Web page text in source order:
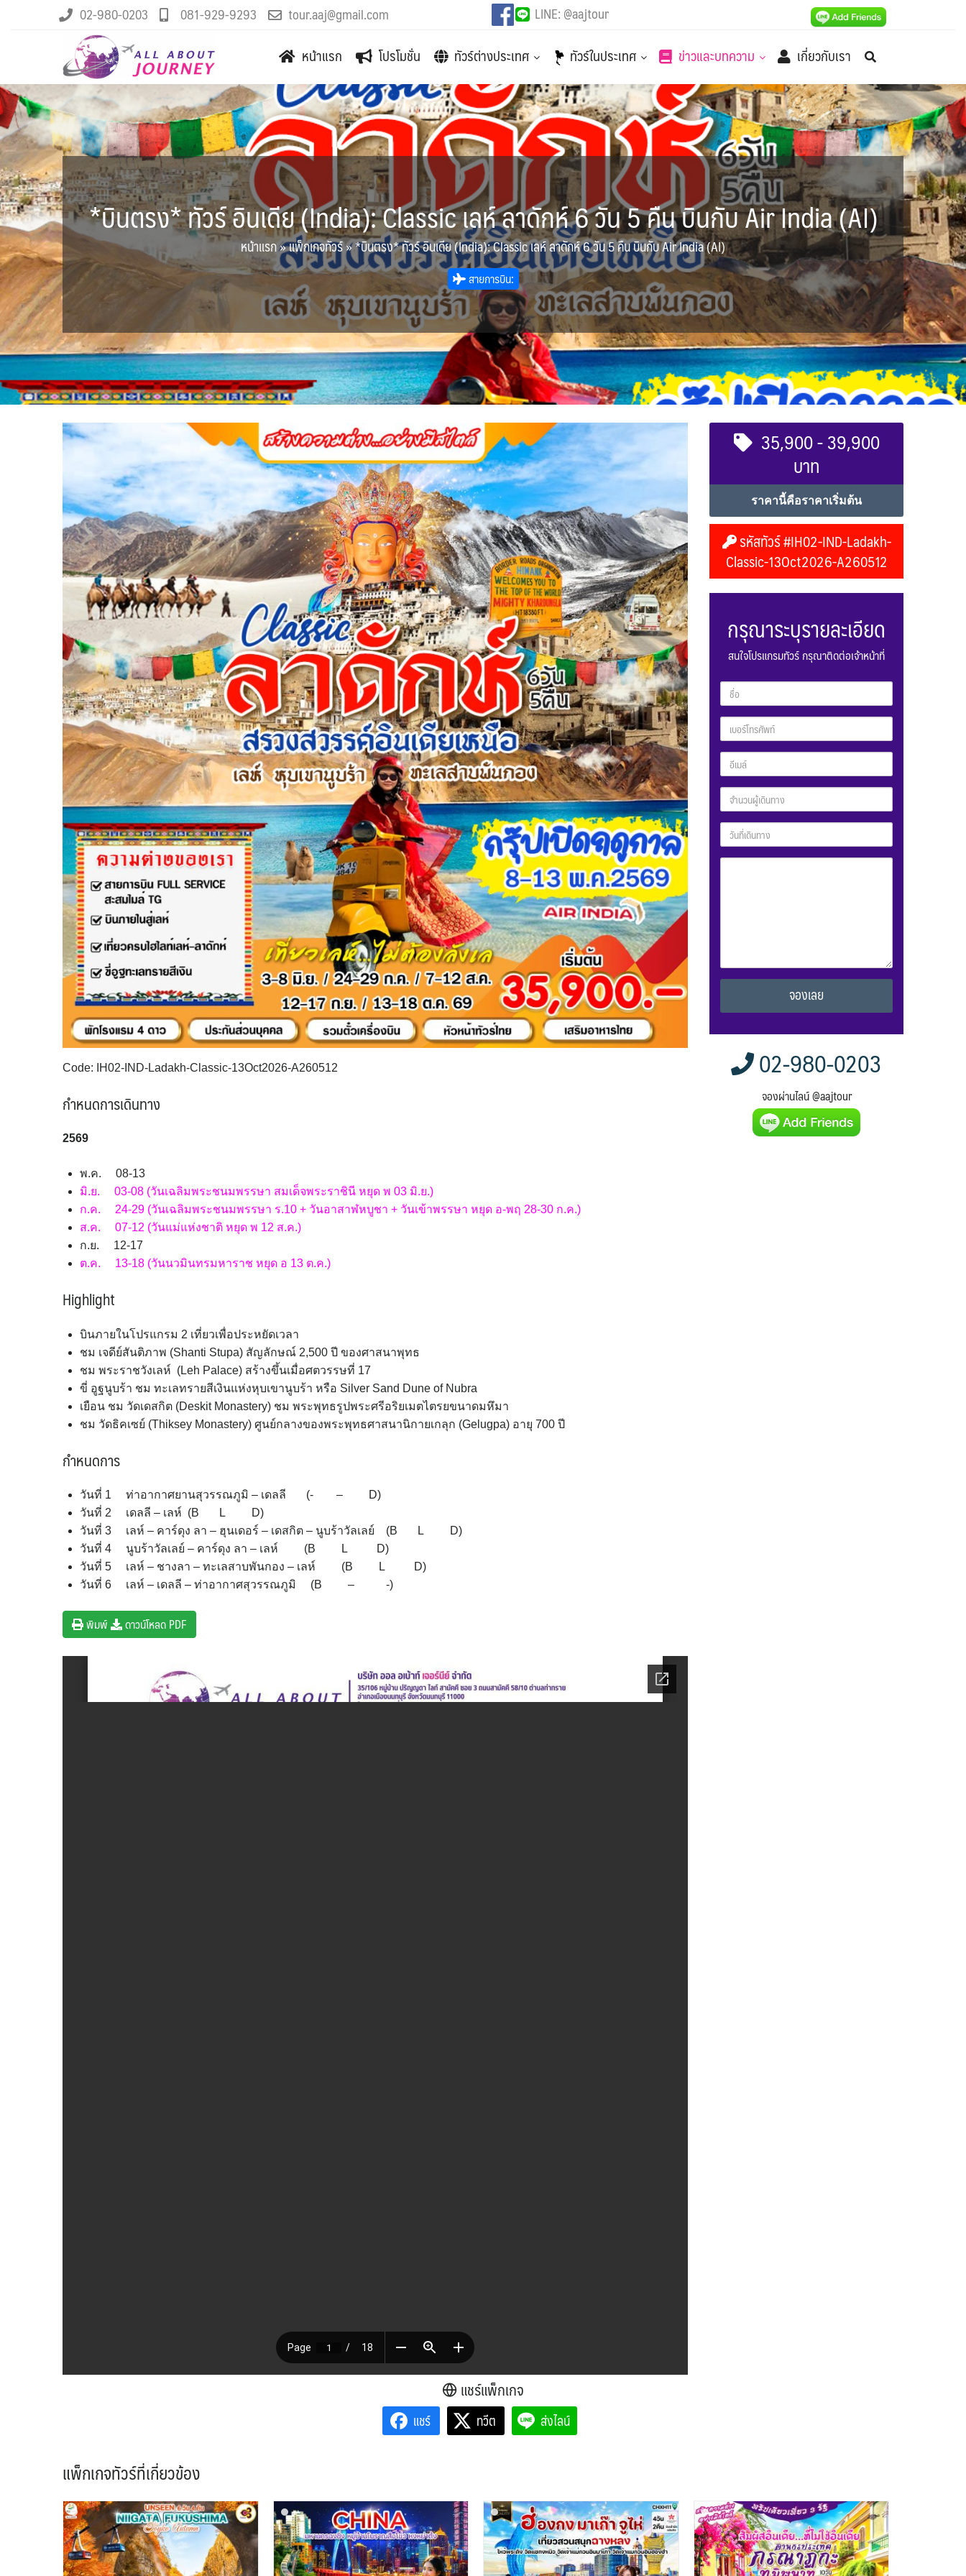
02-980-0203 081-929-9293 tour.aaj@gmail.com LINE: @aajtour
หน้าแรก โปรโมชั่น ทัวร์ต่างประเทศ ทัวร์ในประเทศ ข่าวและบทความ เกี่ยวกับเรา
*บินตรง* ทัวร์ อินเดีย (India): Classic เลห์ ลาดักห์ 6 วัน 5 คืน บินกับ Air India (AI)
หน้าแรก»แพ็กเกจทัวร์»*บินตรง* ทัวร์ อินเดีย (India): Classic เลห์ ลาดักห์ 6 วัน 5 คืน บินกับ Air India (AI)
สายการบิน:
Code: IH02-IND-Ladakh-Classic-13Oct2026-A260512
กำหนดการเดินทาง
2569
พ.ค. 08-13
มิ.ย. 03-08 (วันเฉลิมพระชนมพรรษา สมเด็จพระราชินี หยุด พ 03 มิ.ย.)
ก.ค. 24-29 (วันเฉลิมพระชนมพรรษา ร.10 + วันอาสาฬหบูชา + วันเข้าพรรษา หยุด อ-พฤ 28-30 ก.ค.)
ส.ค. 07-12 (วันแม่แห่งชาติ หยุด พ 12 ส.ค.)
ก.ย. 12-17
ต.ค. 13-18 (วันนวมินทรมหาราช หยุด อ 13 ต.ค.)
Highlight
บินภายในโปรแกรม 2 เที่ยวเพื่อประหยัดเวลา
ชม เจดีย์สันติภาพ (Shanti Stupa) สัญลักษณ์ 2,500 ปี ของศาสนาพุทธ
ชม พระราชวังเลห์ (Leh Palace) สร้างขึ้นเมื่อศตวรรษที่ 17
ขี่ อูฐนูบร้า ชม ทะเลทรายสีเงินแห่งหุบเขานูบร้า หรือ Silver Sand Dune of Nubra
เยือน ชม วัดเดสกิต (Deskit Monastery) ชม พระพุทธรูปพระศรีอริยเมตไตรยขนาดมหึมา
ชม วัดธิคเซย์ (Thiksey Monastery) ศูนย์กลางของพระพุทธศาสนานิกายเกลุก (Gelugpa) อายุ 700 ปี
กำหนดการ
วันที่ 1 ท่าอากาศยานสุวรรณภูมิ – เดลลี (- – D)
วันที่ 2 เดลลี – เลห์ (B L D)
วันที่ 3 เลห์ – คาร์ดุง ลา – ฮุนเดอร์ – เดสกิต – นูบร้าวัลเลย์ (B L D)
วันที่ 4 นูบร้าวัลเลย์ – คาร์ดุง ลา – เลห์ (B L D)
วันที่ 5 เลห์ – ชางลา – ทะเลสาบพันกอง – เลห์ (B L D)
วันที่ 6 เลห์ – เดลลี – ท่าอากาศสุวรรณภูมิ (B – -)
พิมพ์ ดาวน์โหลด PDF
35,900 - 39,900
บาท
ราคานี้คือราคาเริ่มต้น
รหัสทัวร์ #IH02-IND-Ladakh-
Classic-13Oct2026-A260512
กรุณาระบุรายละเอียด
สนใจโปรแกรมทัวร์ กรุณาติดต่อเจ้าหน้าที่
Alternative:
02-980-0203
จองผ่านไลน์ @aajtour
แชร์แพ็กเกจ
แชร์ ทวีต ส่งไลน์
แพ็กเกจทัวร์ที่เกี่ยวข้อง